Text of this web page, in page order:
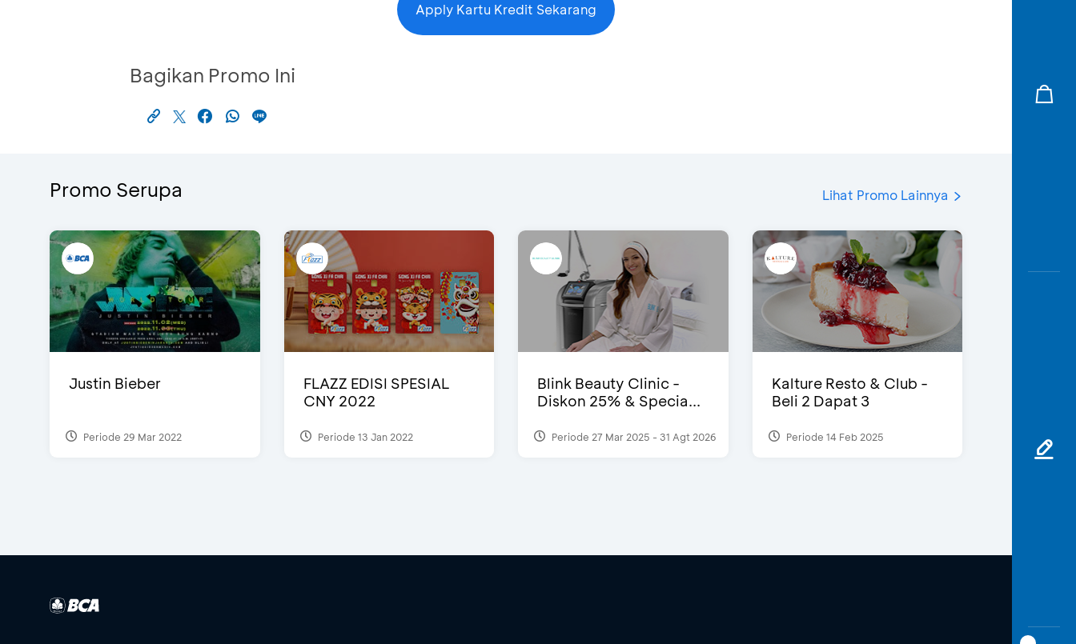
Apply Kartu Kredit Sekarang
Bagikan Promo Ini
Promo Serupa Lihat Promo Lainnya
Justin Bieber
Periode 29 Mar 2022
FLAZZ EDISI SPESIAL
CNY 2022
Periode 13 Jan 2022
Blink Beauty Clinic -
Diskon 25% & Specia...
Periode 27 Mar 2025 - 31 Agt 2026
Kalture Resto & Club -
Beli 2 Dapat 3
Periode 14 Feb 2025